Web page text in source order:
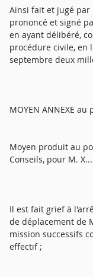
Ainsi fait et jugé par
prononcé et signé
en ayant délibéré,
procédure civile, en
septembre deux
MOYEN ANNEXE
Moyen produit au
Conseils, pour M. X...
Il est fait grief à
de déplacement de
mission successifs
effectif ;